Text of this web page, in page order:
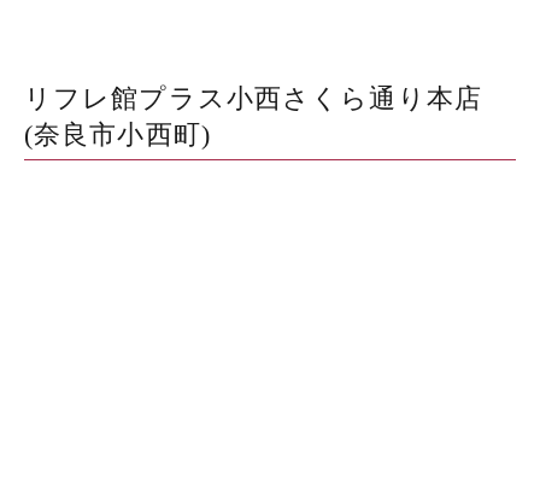
リフレ館プラス小西さくら通り本店
(奈良市小西町)